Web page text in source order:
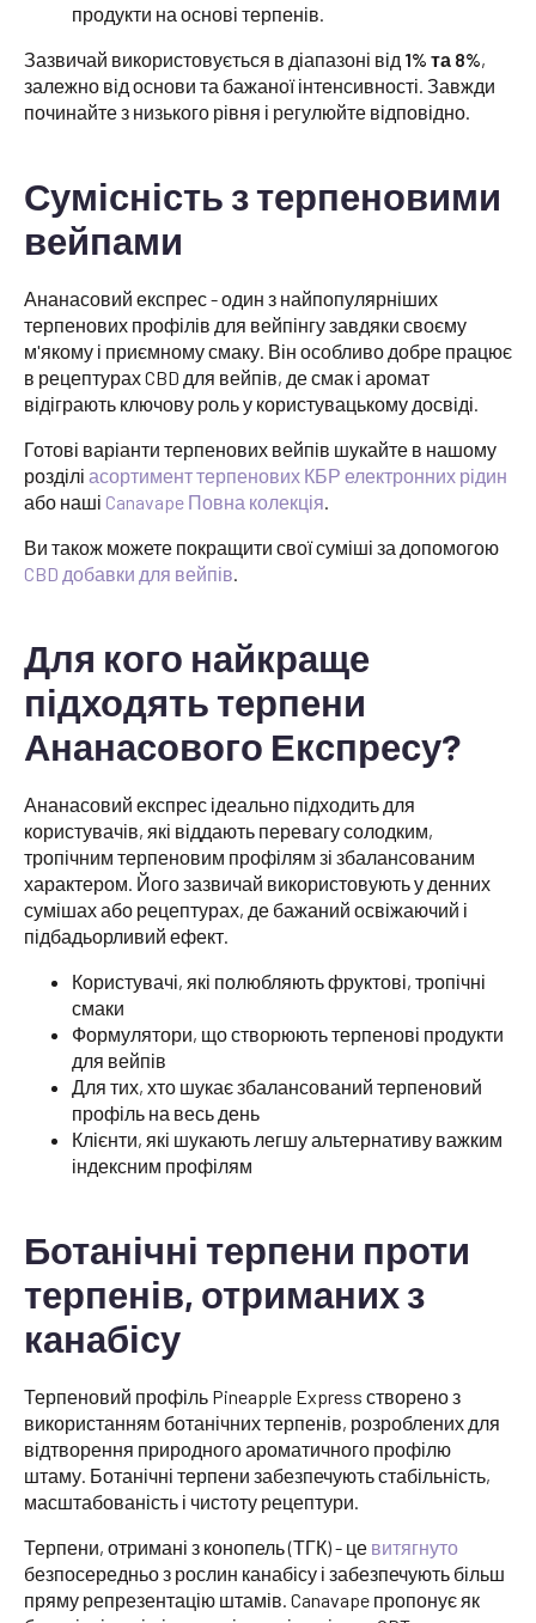
продукти на основі терпенів.
Зазвичай використовується в діапазоні від 1% та 8%,
залежно від основи та бажаної інтенсивності. Завжди
починайте з низького рівня і регулюйте відповідно.
Сумісність з терпеновими
вейпами
Ананасовий експрес - один з найпопулярніших
терпенових профілів для вейпінгу завдяки своєму
м'якому і приємному смаку. Він особливо добре працює
в рецептурах CBD для вейпів, де смак і аромат
відіграють ключову роль у користувацькому досвіді.
Готові варіанти терпенових вейпів шукайте в нашому
розділі асортимент терпенових КБР електронних рідин
або наші Canavape Повна колекція.
Ви також можете покращити свої суміші за допомогою
CBD добавки для вейпів.
Для кого найкраще
підходять терпени
Ананасового Експресу?
Ананасовий експрес ідеально підходить для
користувачів, які віддають перевагу солодким,
тропічним терпеновим профілям зі збалансованим
характером. Його зазвичай використовують у денних
сумішах або рецептурах, де бажаний освіжаючий і
підбадьорливий ефект.
Користувачі, які полюбляють фруктові, тропічні
смаки
Формулятори, що створюють терпенові продукти
для вейпів
Для тих, хто шукає збалансований терпеновий
профіль на весь день
Клієнти, які шукають легшу альтернативу важким
індексним профілям
Ботанічні терпени проти
терпенів, отриманих з
канабісу
Терпеновий профіль Pineapple Express створено з
використанням ботанічних терпенів, розроблених для
відтворення природного ароматичного профілю
штаму. Ботанічні терпени забезпечують стабільність,
масштабованість і чистоту рецептури.
Терпени, отримані з конопель (ТГК) - це витягнуто
безпосередньо з рослин канабісу і забезпечують більш
пряму репрезентацію штамів. Canavape пропонує як